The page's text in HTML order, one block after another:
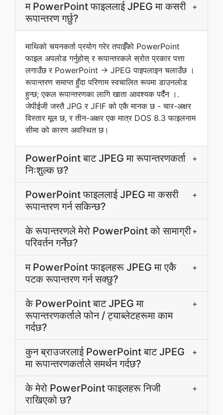
म PowerPoint फाइललाई JPEG मा कसरी
रूपान्तरण गर्छु?
+
माथिको चयनकर्ता प्रयोग गरेर तपाईँको PowerPoint
फाइल अपलोड गर्नुहोस् र रूपान्तरकले स्रोत प्रकार पत्ता
लगाउँछ र PowerPoint → JPEG पाइपलाइन चलाउँछ ।
रूपान्तरण समाप्त हुँदा परिणाम स्वचालित रूपमा डाउनलोड
हुन्छ; एकल रूपान्तरणका लागि खाता आवश्यक पर्दैन ।.
जेपीईजी जस्तै JPG र JFIF को एकै मानक छ - चार-अक्षर
विस्तार मूल छ, र तीन-अक्षर एक मात्र DOS 8.3 फाइलनाम
सीमा को कारण अवस्थित छ।
PowerPoint बाट JPEG मा रूपान्तरणकर्ता
निःशुल्क छ?
+
PowerPoint फाइललाई JPEG मा कसरी
रूपान्तरण गर्न सकिन्छ?
+
के रूपान्तरणले मेरो PowerPoint को सामाग्री
परिवर्तन गर्नेछ?
+
म PowerPoint फाइलहरू JPEG मा एकै
पटक रूपान्तरण गर्न सक्छु?
+
के PowerPoint बाट JPEG मा
रूपान्तरणकर्ताले फोन / ट्याब्लेटहरूमा काम
गर्दछ?
+
कुन ब्राउजरलाई PowerPoint बाट JPEG
मा रूपान्तरणकर्ताले समर्थन गर्दछ?
+
के मेरो PowerPoint फाइलहरू निजी
राखिएको छ?
+